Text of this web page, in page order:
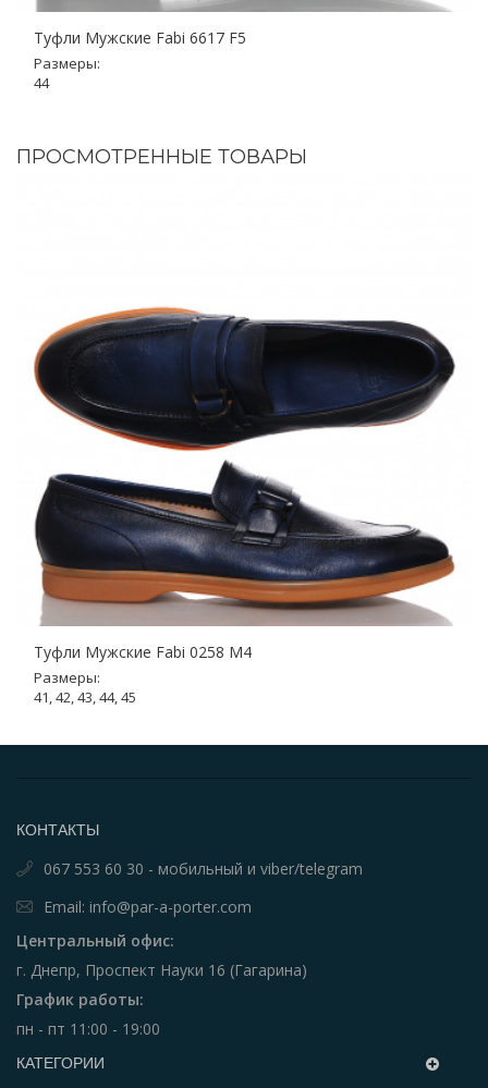
Туфли Мужские Fabi 6617 F5
Размеры:
44
ПРОСМОТРЕННЫЕ ТОВАРЫ
Туфли Мужские Fabi 0258 M4
Размеры:
41, 42, 43, 44, 45
КОНТАКТЫ
067 553 60 30 - мобильный и viber/telegram
Email: info@par-a-porter.com
Центральный офис:
г. Днепр, Проспект Науки 16 (Гагарина)
График работы:
пн - пт 11:00 - 19:00
КАТЕГОРИИ